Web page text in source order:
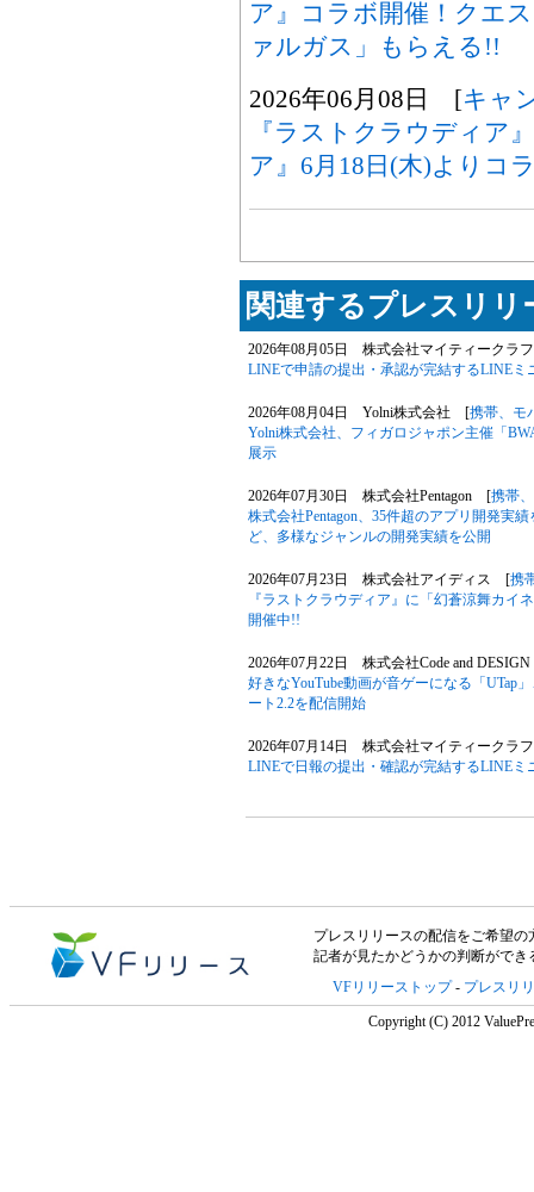
ア』コラボ開催！クエ
ァルガス」もらえる!!
2026年06月08日 [キャ
『ラストクラウディア
ア』6月18日(木)よりコ
関連するプレスリリ
2026年08月05日 株式会社マイティークラ
LINEで申請の提出・承認が完結するLINE
2026年08月04日 Yolni株式会社 [携帯、モ
Yolni株式会社、フィガロジャポン主催「
展示
2026年07月30日 株式会社Pentagon [携帯
株式会社Pentagon、35件超のアプリ開発実
ど、多様なジャンルの開発実績を公開
2026年07月23日 株式会社アイディス [携
『ラストクラウディア』に「幻蒼涼舞カイ
開催中!!
2026年07月22日 株式会社Code and
好きなYouTube動画が音ゲーになる「UTap
ート2.2を配信開始
2026年07月14日 株式会社マイティークラ
LINEで日報の提出・確認が完結するLINE
プレスリリースの配信をご希望の
記者が見たかどうかの判断がで
VFリリーストップ- プレスリ
Copyright (C) 2012